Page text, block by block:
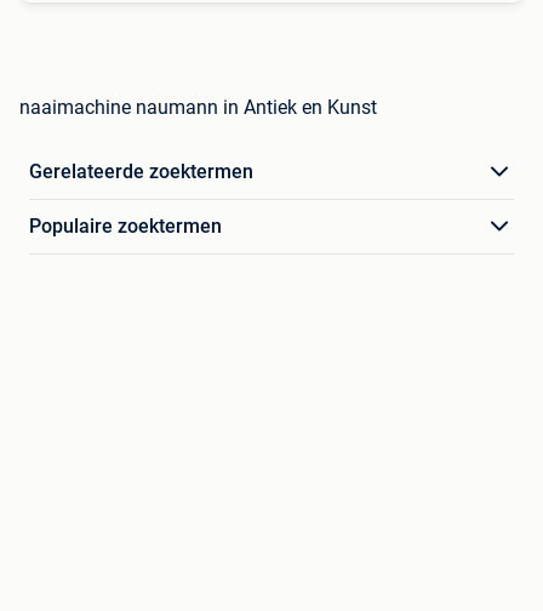
naaimachine naumann in Antiek en Kunst
Gerelateerde zoektermen
Populaire zoektermen